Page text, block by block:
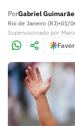
PorGabriel
Rio de Janeiro (RJ)•01/
Supervisionado por